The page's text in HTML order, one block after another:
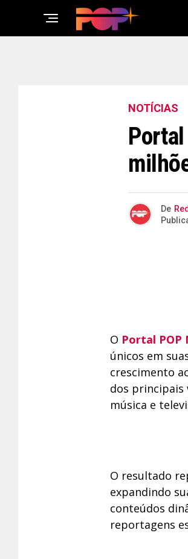
NOTÍCIAS
De
O Portal POP
únicos em
crescimento
dos
música e
O resultado
expandindo
conteúdos
reportagens